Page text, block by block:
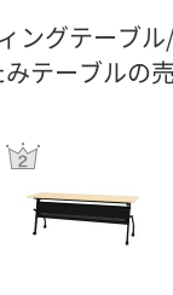
ングテーブ
テーブルの